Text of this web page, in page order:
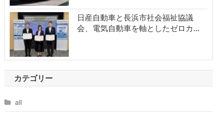
日産自動車と長浜市社会福祉協議
会、電気自動車を軸としたゼロカ…
カテゴリー
all